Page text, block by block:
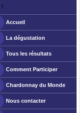
ￂﾠ
Accueil
La dégustation
Tous les résultats
Comment Participer
Chardonnay du Monde
Nous contacter